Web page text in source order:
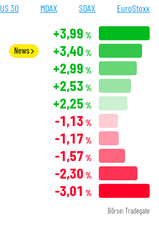
US 30 MDAX SDAX EuroStoxx
+3,99 %
News +3,40 %
+2,99 %
+2,53 %
+2,25 %
-1,13 %
-1,17 %
-1,57 %
-2,30 %
-3,01 %
Börse: Tradegate